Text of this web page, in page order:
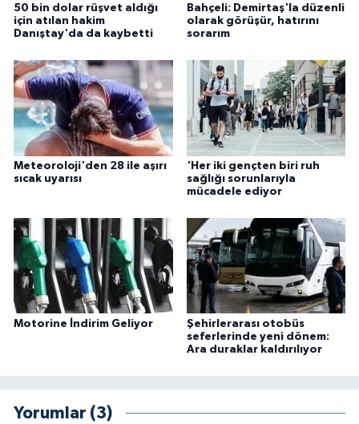
50 bin dolar rüşvet aldığı
için atılan hakim
Danıştay'da da kaybetti
Bahçeli: Demirtaş'la düzenli
olarak görüşür, hatırını
sorarım
Meteoroloji'den 28 ile aşırı
sıcak uyarısı
'Her iki gençten biri ruh
sağlığı sorunlarıyla
mücadele ediyor
Motorine İndirim Geliyor
Şehirlerarası otobüs
seferlerinde yeni dönem:
Ara duraklar kaldırılıyor
Yorumlar (3)